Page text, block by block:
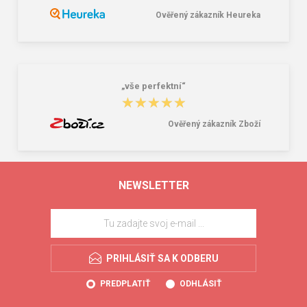
Ověřený zákazník Heureka
„vše perfektní“
★★★★★
★★★★★
Ověřený zákazník Zboží
NEWSLETTER
PRIHLÁSIŤ SA K ODBERU
PREDPLATIŤ ODHLÁSIŤ